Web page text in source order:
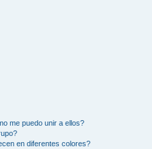
me puedo unir a ellos?
en diferentes colores?